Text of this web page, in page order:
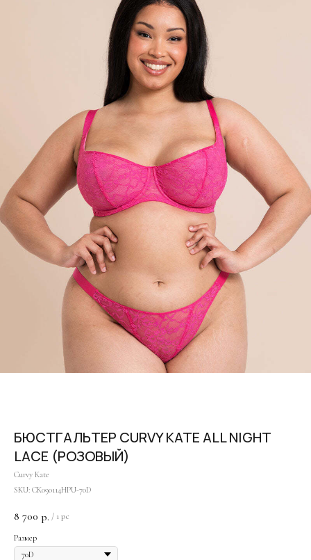
БЮСТГАЛЬТЕР CURVY KATE ALL NIGHT
LACE (РОЗОВЫЙ)
Curvy Kate
SKU: CK090114HPU-70D
8 700 р. / 1 pc
Размер